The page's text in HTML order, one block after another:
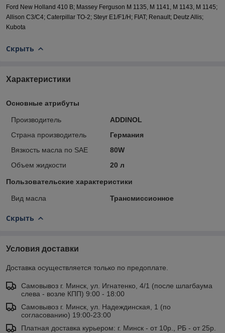
Ford New Holland 410 B; Massey Ferguson M 1135, M 1141, M 1143, M 1145;
Allison C3/C4; Caterpillar TO-2; Steyr E1/F1/H; FIAT; Renault; Deutz Allis;
Kubota
Скрыть
Характеристики
Основные атрибуты
Производитель
ADDINOL
Страна производитель
Германия
Вязкость масла по SAE
80W
Объем жидкости
20 л
Пользовательские характеристики
Вид масла Трансмиссионное
Скрыть
Условия доставки
Доставка осуществляется только по предоплате.
Самовывоз г. Минск, ул. Игнатенко, 4/1 (после шлагбаума
слева - возле КПП) 9:00 - 18:00
Самовывоз г. Минск, ул. Надеждинская, 1 (по
согласованию) 19:00-23:00
Платная доставка курьером: г. Минск - от 10р., РБ - от 25р.